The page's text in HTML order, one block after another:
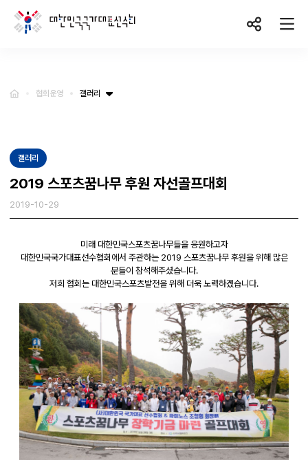
협회운영
후원방법
협회운영 갤러리
갤러리
2019 스포츠꿈나무 후원 자선골프대회
2019-10-29
미래 대한민국스포츠꿈나무들을 응원하고자
대한민국국가대표선수협회에서 주관하는 2019 스포츠꿈나무 후원을 위해 많은
분들이 참석해주셨습니다.
저희 협회는 대한민국스포츠발전을 위해 더욱 노력하겠습니다.